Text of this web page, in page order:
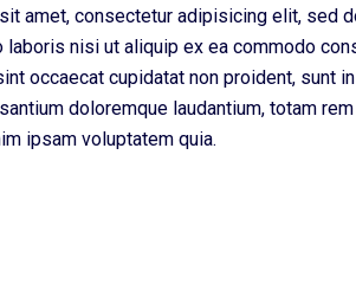
amet, consectetur adipisicing elit, sed
laboris nisi ut aliquip ex ea commodo
occaecat cupidatat non proident,
doloremque laudantium, totam
ipsam voluptatem quia.